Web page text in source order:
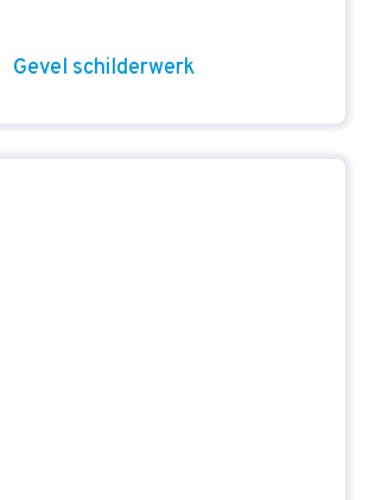
Gevel schilderwerk